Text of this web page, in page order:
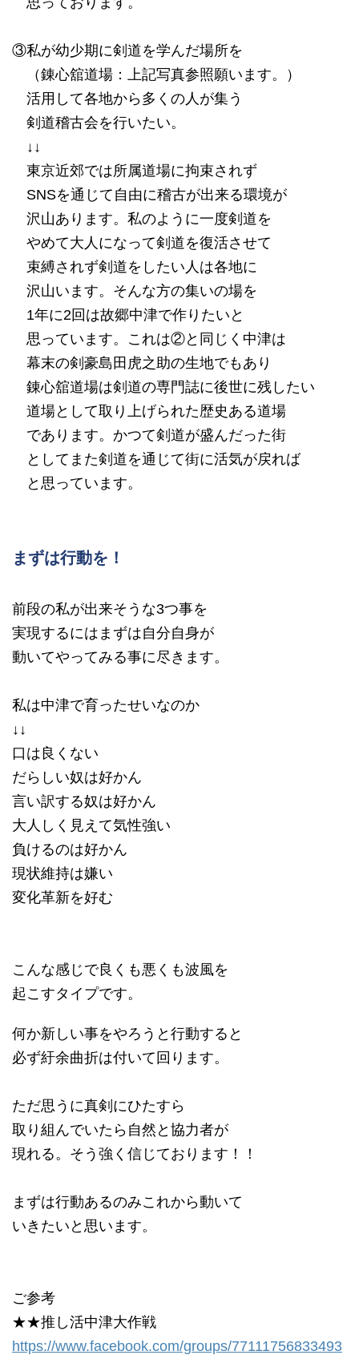
③私が幼少期に剣道を学んだ場所を
（錬心舘道場：上記写真参照願います。）
活用して各地から多くの人が集う
剣道稽古会を行いたい。
↓↓
東京近郊では所属道場に拘束されず
SNSを通じて自由に稽古が出来る環境が
沢山あります。私のように一度剣道を
やめて大人になって剣道を復活させて
束縛されず剣道をしたい人は各地に
沢山います。そんな方の集いの場を
1年に2回は故郷中津で作りたいと
思っています。これは②と同じく中津は
幕末の剣豪島田虎之助の生地でもあり
錬心舘道場は剣道の専門誌に後世に残したい
道場として取り上げられた歴史ある道場
であります。かつて剣道が盛んだった街
としてまた剣道を通じて街に活気が戻れば
と思っています。
まずは行動を！
前段の私が出来そうな3つ事を
実現するにはまずは自分自身が
動いてやってみる事に尽きます。
私は中津で育ったせいなのか
↓↓
口は良くない
だらしい奴は好かん
言い訳する奴は好かん
大人しく見えて気性強い
負けるのは好かん
現状維持は嫌い
変化革新を好む
こんな感じで良くも悪くも波風を
起こすタイプです。
何か新しい事をやろうと行動すると
必ず紆余曲折は付いて回ります。
ただ思うに真剣にひたすら
取り組んでいたら自然と協力者が
現れる。そう強く信じております！！
まずは行動あるのみこれから動いて
いきたいと思います。
ご参考
★★推し活中津大作戦
https://www.facebook.com/groups/77111756833493